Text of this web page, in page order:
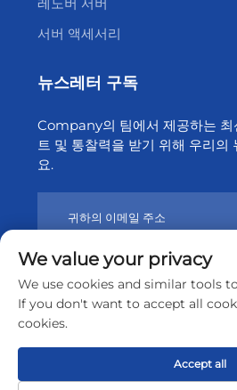
서버 액세서리
뉴스레터 구독
Company의 팀에서 제공하는 최
트 및 통찰력을 받기 위해 우리의
요.
© 2026 선전 티엔성 클라우드 기술 유한
인정보 처리방침
We value your privacy
We use cookies and similar tools
If you don't want to accept all
cookies.
Accept all